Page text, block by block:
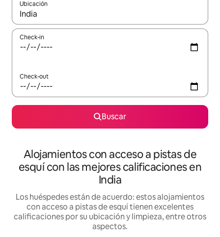
Ubicación
Cuando los resultados estén disponibles, navegá con las
Check-in
Check-out
Buscar
Alojamientos con acceso a pistas de
esquí con las mejores calificaciones en
India
Los huéspedes están de acuerdo: estos alojamientos
con acceso a pistas de esquí tienen excelentes
calificaciones por su ubicación y limpieza, entre otros
aspectos.